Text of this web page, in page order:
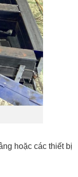
hoặc các thiết bị